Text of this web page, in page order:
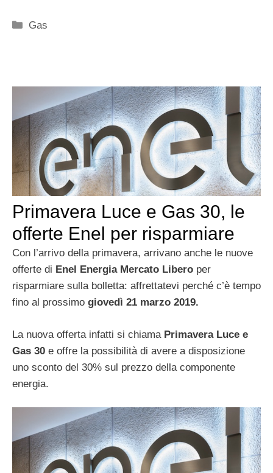
Categorie
Gas
Primavera Luce e Gas 30, le
offerte Enel per risparmiare
Con l’arrivo della primavera, arrivano anche le nuove
offerte di Enel Energia Mercato Libero per
risparmiare sulla bolletta: affrettatevi perché c’è tempo
fino al prossimo giovedì 21 marzo 2019.
La nuova offerta infatti si chiama Primavera Luce e
Gas 30 e offre la possibilità di avere a disposizione
uno sconto del 30% sul prezzo della componente
energia.